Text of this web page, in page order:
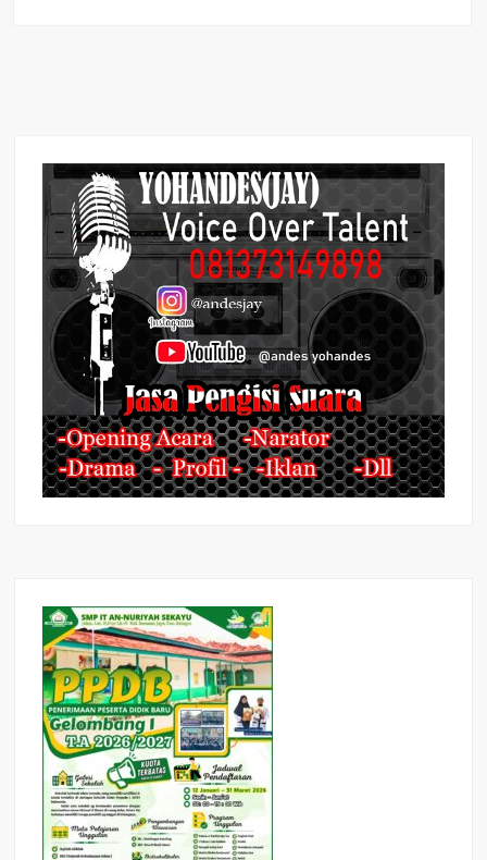
dan
tahun
2022
di
Polres
Musi
Banyuasin